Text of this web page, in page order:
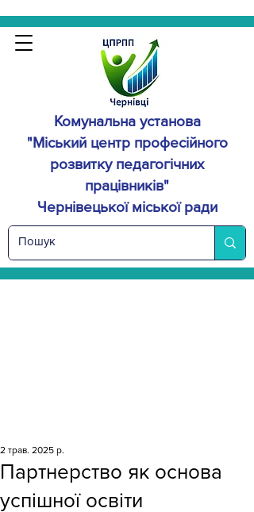
Комунальна установа
"Міський центр професійного
розвитку педагогічних
працівників"
Чернівецької міської ради
Партнерство як основа
успішної освіти
2 трав. 2025 р.